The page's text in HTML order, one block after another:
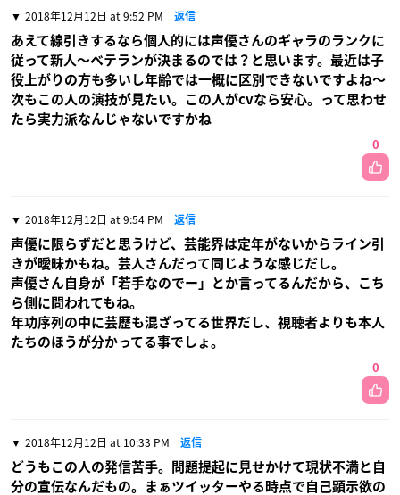
2018年12月12日 at 9:52 PM 返信
あえて線引きするなら個人的には声優さんのギャラのランクに
従って新人〜ベテランが決まるのでは？と思います。最近は子
役上がりの方も多いし年齢では一概に区別できないですよね〜
次もこの人の演技が見たい。この人がcvなら安心。って思わせ
たら実力派なんじゃないですかね
0
2018年12月12日 at 9:54 PM 返信
声優に限らずだと思うけど、芸能界は定年がないからライン引
きが曖昧かもね。芸人さんだって同じような感じだし。
声優さん自身が「若手なのでー」とか言ってるんだから、こち
ら側に問われてもね。
年功序列の中に芸歴も混ざってる世界だし、視聴者よりも本人
たちのほうが分かってる事でしょ。
0
2018年12月12日 at 10:33 PM 返信
どうもこの人の発信苦手。問題提起に見せかけて現状不満と自
分の宣伝なんだもの。まぁツイッターやる時点で自己顕示欲の